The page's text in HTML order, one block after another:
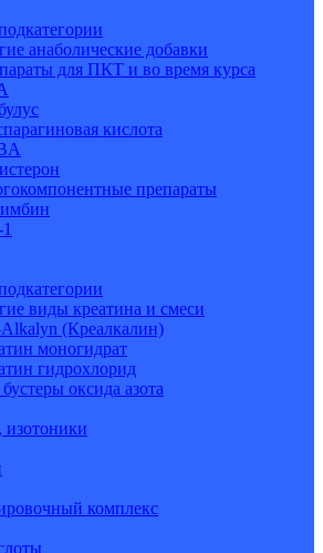
анаболические добавки
для ПКТ и во время курса
кислота
препараты
виды креатина и смеси
(Креалкалин)
моногидрат
гидрохлорид
оксида азота
изотоники
комплекс